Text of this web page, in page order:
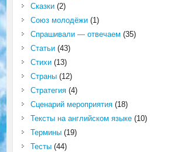
Сказки(2)
Союз молодёжи(1)
Спрашивали — отвечаем (35)
Статьи(43)
Стихи(13)
Страны(12)
Стратегия(4)
Сценарий мероприятия(18)
Тексты на английском языке(10)
Термины(19)
Тесты(44)